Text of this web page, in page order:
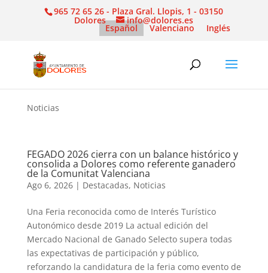
965 72 65 26 - Plaza Gral. Llopis, 1 - 03150
Dolores info@dolores.es
Español Valenciano Inglés
Noticias
FEGADO 2026 cierra con un balance histórico y
consolida a Dolores como referente ganadero
de la Comunitat Valenciana
Ago 6, 2026| Destacadas, Noticias
Una Feria reconocida como de Interés Turístico
Autonómico desde 2019 La actual edición del
Mercado Nacional de Ganado Selecto supera todas
las expectativas de participación y público,
reforzando la candidatura de la feria como evento de